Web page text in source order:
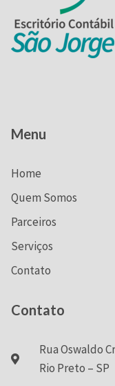
Menu
Home
Quem Somos
Parceiros
Serviços
Contato
Contato
Rua Oswaldo
Rio Preto – SP